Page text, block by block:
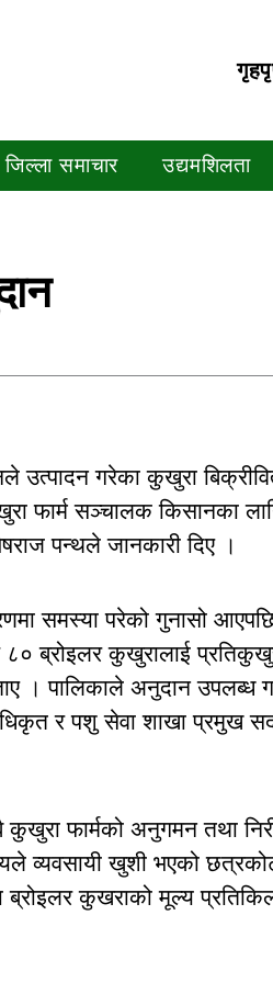
जिल्ला समाचार उद्यमशिलता
उत्पादन गरेका कुखुरा
फार्म सञ्चालक किसानका
पन्थले जानकारी दिए ।
समस्या परेको गुनासो
८० ब्रोइलर कुखुरालाई
पालिकाले अनुदान उपलब्ध
र पशु सेवा शाखा प्रमुख
फार्मको अनुगमन तथा
व्यवसायी खुशी भएको
कुखराको मूल्य